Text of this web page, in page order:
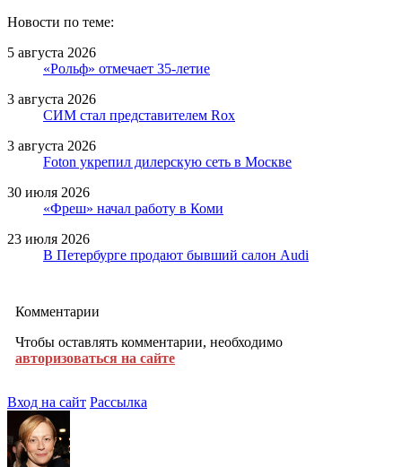
Новости по теме:
5 августа 2026
«Рольф» отмечает 35-летие
3 августа 2026
СИМ стал представителем Rox
3 августа 2026
Foton укрепил дилерскую сеть в Москве
30 июля 2026
«Фреш» начал работу в Коми
23 июля 2026
В Петербурге продают бывший салон Audi
Комментарии
Чтобы оставлять комментарии, необходимо
авторизоваться на сайте
Вход на сайт Рассылка